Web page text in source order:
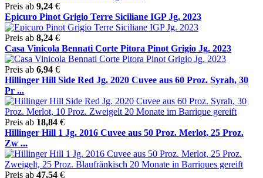
Preis ab 9,24 €
Epicuro Pinot Grigio Terre Siciliane IGP Jg. 2023
Preis ab 8,24 €
Casa Vinicola Bennati Corte Pitora Pinot Grigio Jg. 2023
Preis ab 6,94 €
Hillinger Hill Side Red Jg. 2020 Cuvee aus 60 Proz. Syrah, 30
Pr ...
Preis ab 18,84 €
Hillinger Hill 1 Jg. 2016 Cuvee aus 50 Proz. Merlot, 25 Proz.
Zw ...
Preis ab 47,54 €